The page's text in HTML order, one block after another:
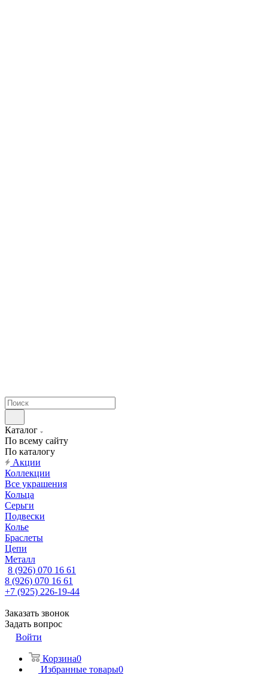
Каталог
По всему сайту
По каталогу
Акции
Коллекции
Все украшения
Кольца
Серьги
Подвески
Колье
Браслеты
Цепи
Металл
8 (926) 070 16 61
8 (926) 070 16 61
+7 (925) 226-19-44
Заказать звонок
Задать вопрос
Войти
Корзина0
Избранные товары0